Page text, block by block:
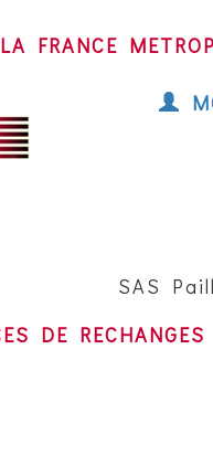
FRANCE
SAS
DE RECHANGES